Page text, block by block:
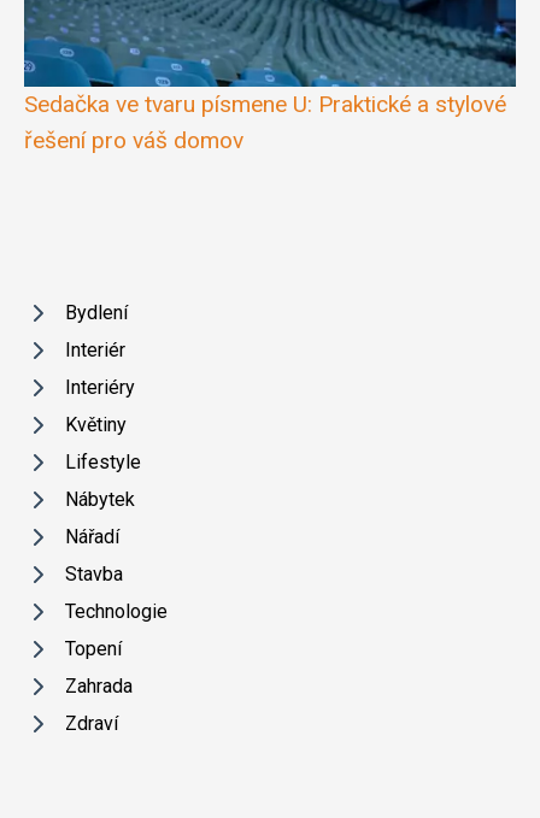
Sedačka ve tvaru písmene U: Praktické a stylové
řešení pro váš domov
Bydlení
Interiér
Interiéry
Květiny
Lifestyle
Nábytek
Nářadí
Stavba
Technologie
Topení
Zahrada
Zdraví